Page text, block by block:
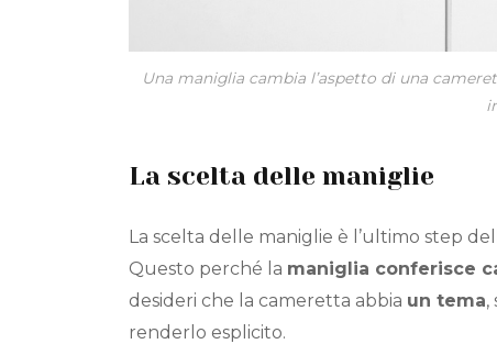
Una maniglia cambia l’aspetto di una
La scelta delle maniglie
La scelta delle maniglie è l’ultimo step
Questo perché la maniglia conferisce
desideri che la cameretta abbia un tema,
renderlo esplicito.